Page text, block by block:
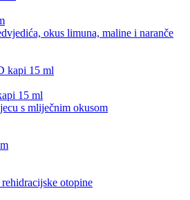
okus limuna, maline i naranče
15 ml
s mliječnim okusom
otopine